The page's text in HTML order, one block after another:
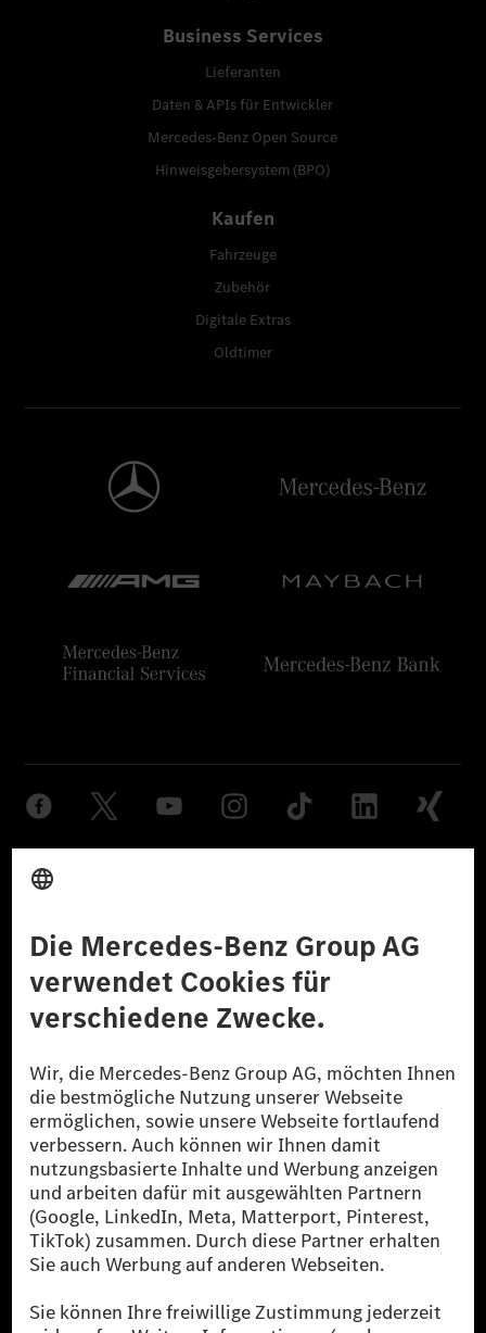
Business Services
Lieferanten
Daten & APIs für Entwickler
Mercedes-Benz Open Source
Hinweisgebersystem (BPO)
Kaufen
Fahrzeuge
Zubehör
Digitale Extras
Oldtimer
© 2026 Mercedes-Benz Group AG. Alle Rechte vorbehalten.
reduzierte CO₂-Emissionen bei der Mercedes-Benz Group durch
zertifizierte Ausgleichsprojekte kompensiert werden.
[2] Renewable Charging ist ein integraler Bestandteil von MB.CHARGE
Public in Europa, den USA, Kanada und China. Sofern an der jeweiligen
Ladestation noch kein Strom aus erneuerbaren Energien vorliegt,
verwendet Renewable Charging Grünstromzertifikate*. Diese stellen
sicher, dass für Ladevorgänge über MB.CHARGE Public eine äquivalente
Strommenge aus erneuerbaren Energien ins Stromnetz eingespeist wird.
Sie stammen ausschließlich aus Wind- und Solarkraftanlagen, die jünger
als sechs Jahre sind.
* Inkl. EKOenergy Ökolabel
* Die angegebenen Werte wurden nach dem vorgeschriebenen
Messverfahren WLTP (Worldwide harmonised Light vehicles Test